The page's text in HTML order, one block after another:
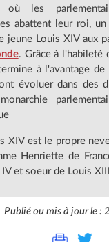
où les
abattent leur roi,
jeune Louis XIV aux
. Grâce à l'habileté
à l'avantage de
évoluer dans des
XIV est le propre
Henriette de
et soeur de Louis
Publié ou mis à jour le